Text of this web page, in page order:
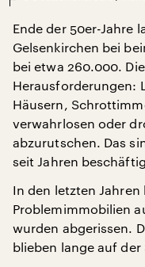
Ende der 50er-Jahre
Gelsenkirchen bei
bei etwa 260.000.
Herausforderungen:
Häusern,
verwahrlosen oder
abzurutschen. Das
seit Jahren
In den letzten
Problemimmobilien
wurden abgerissen.
blieben lange auf der